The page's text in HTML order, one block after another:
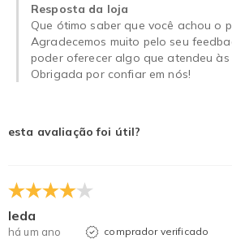
Resposta da loja
Que ótimo saber que você achou o
Agradecemos muito pelo seu
poder oferecer algo que atendeu às
Obrigada por confiar em nós!
esta avaliação foi útil?
Ieda
há um ano comprador verificado